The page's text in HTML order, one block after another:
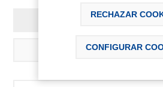
RECHAZAR
CONFIGURAR